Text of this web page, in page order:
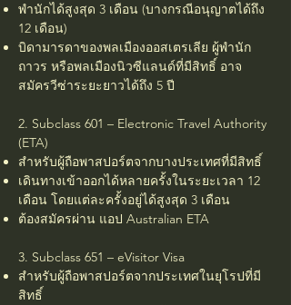
พำนักได้สูงสุด 3 เดือน (บางกรณีอนุญาตได้ถึง
12 เดือน)
บิดามารดาของพลเมืองออสเตรเลีย ผู้พำนัก
ถาวร หรือพลเมืองนิวซีแลนด์ที่มีสิทธิ์ อาจ
สมัครวีซ่าระยะยาวได้ถึง 5 ปี
2. Subclass 601 – Electronic Travel Authority
(ETA)
สำหรับผู้ถือพาสปอร์ตจากบางประเทศที่มีสิทธิ์
เดินทางเข้าออกได้หลายครั้งในระยะเวลา 12
เดือน โดยแต่ละครั้งอยู่ได้สูงสุด 3 เดือน
ต้องสมัครผ่าน แอป Australian ETA
3. Subclass 651 – eVisitor Visa
สำหรับผู้ถือพาสปอร์ตจากประเทศในยุโรปที่มี
สิทธิ์